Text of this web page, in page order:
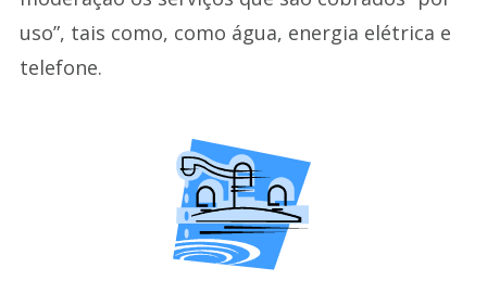
uso”, tais como, como água, energia elétrica e
telefone.